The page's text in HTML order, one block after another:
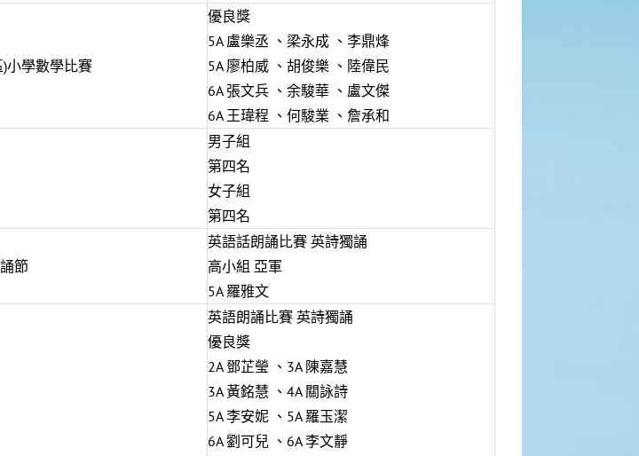
小學數學比賽
優良獎
5A 盧樂丞 、梁永成 、李鼎烽
5A 廖柏威 、胡俊樂 、陸偉民
6A 張文兵 、余駿華 、盧文傑
6A 王瑋程 、何駿業 、詹承和
男子組
第四名
女子組
第四名
節
英語話朗誦比賽 英詩獨誦
高小組 亞軍
5A 羅雅文
英語朗誦比賽 英詩獨誦
優良獎
2A 鄧芷瑩 、3A 陳嘉慧
3A 黃銘慧 、4A 關詠詩
5A 李安妮 、5A 羅玉潔
6A 劉可兒 、6A 李文靜